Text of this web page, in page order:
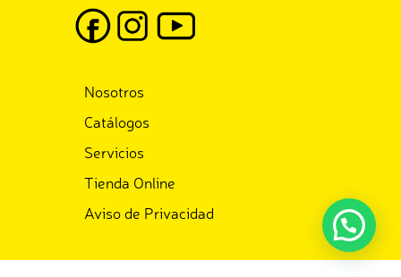
Nosotros
Catálogos
Servicios
Tienda Online
Aviso de Privacidad